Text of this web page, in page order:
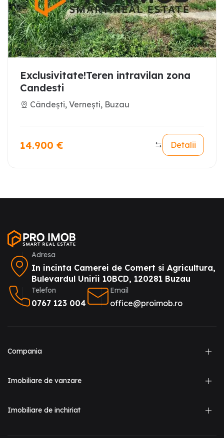
Exclusivitate!Teren intravilan zona
Candesti
Cândești, Vernești, Buzau
14.900 € Detalii
Adresa
In incinta Camerei de Comert si Agricultura,
Bulevardul Unirii 10BCD, 120281 Buzau
Telefon
0767 123 004
Email
office@proimob.ro
Compania
Imobiliare de vanzare
Imobiliare de inchiriat